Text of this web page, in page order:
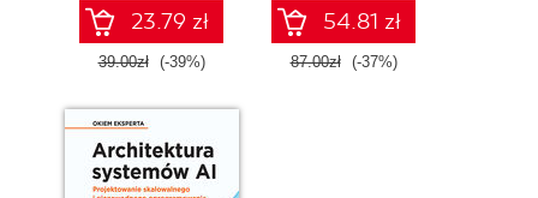
23.79 zł
39.00zł (-39%)
54.81 zł
87.00zł (-37%)